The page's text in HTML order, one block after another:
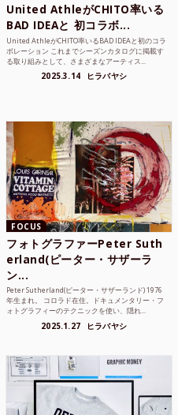
United AthleがCHITO率いる
BAD IDEAと 初コラボ...
United AthleがCHITO率いるBAD IDEAと初のコラ
ボレーション これまでシーズンカタログに掲載す
る取り組みとして、さまざまなアーティス...
2025.3.14 ヒラバヤシ
FOCUS
フォトグラファーPeter Suth
erland(ピーター・サザーラ
ン...
Peter Sutherland(ピーター・サザーランド) 1976
年生まれ。 コロラド在住。ドキュメンタリー・フ
ォトグラフィーのテクニックを使い、隠れ...
2025.1.27 ヒラバヤシ